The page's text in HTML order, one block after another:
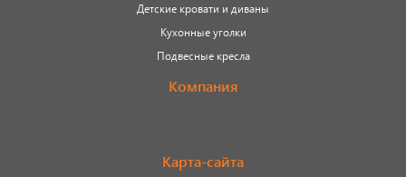
Детские кровати и диваны
Кухонные уголки
Подвесные кресла
Компания
Карта-сайта